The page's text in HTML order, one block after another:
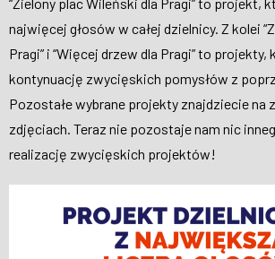
“Zielony plac Wileński dla Pragi” to projekt,
najwięcej głosów w całej dzielnicy. Z kolei
Pragi” i “Więcej drzew dla Pragi” to
kontynuację zwycięskich pomysłów z
Pozostałe wybrane projekty znajdziecie na
zdjęciach. Teraz nie pozostaje nam nic
realizację zwycięskich projektów!